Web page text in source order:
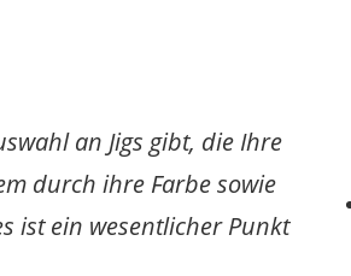
an Jigs gibt, die Ihre
durch ihre Farbe sowie
ist ein wesentlicher Punkt